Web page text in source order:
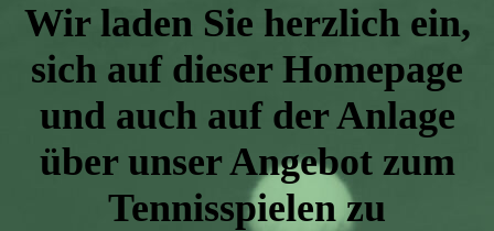
Wir laden Sie herzlich ein,
sich auf dieser Homepage
und auch auf der Anlage
über unser Angebot zum
Tennisspielen zu